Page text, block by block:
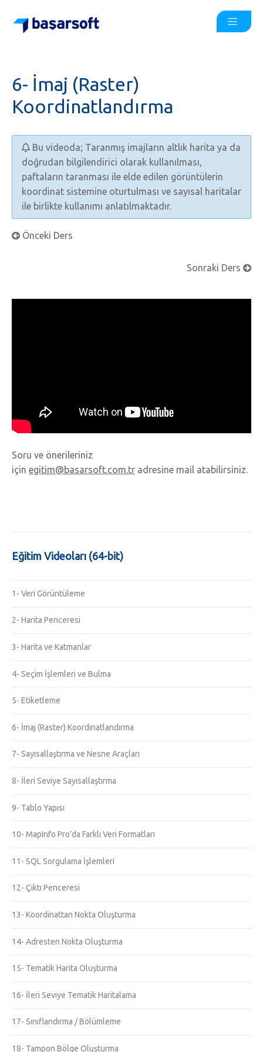
6- İmaj (Raster)
Koordinatlandırma
Bu videoda; Taranmış imajların altlık harita ya da
doğrudan bilgilendirici olarak kullanılması,
paftaların taranması ile elde edilen görüntülerin
koordinat sistemine oturtulması ve sayısal haritalar
ile birlikte kullanımı anlatılmaktadır.
Önceki Ders
Sonraki Ders
Soru ve önerileriniz
için egitim@basarsoft.com.tr adresine mail atabilirsiniz.
Eğitim Videoları (64-bit)
1- Veri Görüntüleme
2- Harita Penceresi
3- Harita ve Katmanlar
4- Seçim İşlemleri ve Bulma
5- Etiketleme
6- İmaj (Raster) Koordinatlandırma
7- Sayısallaştırma ve Nesne Araçları
8- İleri Seviye Sayısallaştırma
9- Tablo Yapısı
10- MapInfo Pro’da Farklı Veri Formatları
11- SQL Sorgulama İşlemleri
12- Çıktı Penceresi
13- Koordinattan Nokta Oluşturma
14- Adresten Nokta Oluşturma
15- Tematik Harita Oluşturma
16- İleri Seviye Tematik Haritalama
17- Sınıflandırma / Bölümleme
18- Tampon Bölge Oluşturma